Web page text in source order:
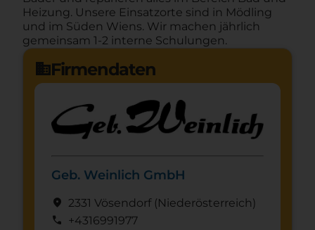
Heizung. Unsere Einsatzorte sind in Mödling
und im Süden Wiens. Wir machen jährlich
gemeinsam 1-2 interne Schulungen.
domainFirmendaten
Geb. Weinlich GmbH
location_on 2331 Vösendorf (Nieder­österreich)
call +4316991977